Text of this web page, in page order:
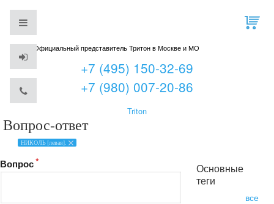
Официальный представитель Тритон в Москве и МО
+7 (495) 150-32-69
+7 (980) 007-20-86
Triton
Вопрос-ответ
НИКОЛЬ [левая].
Вопрос
Основные
теги
все